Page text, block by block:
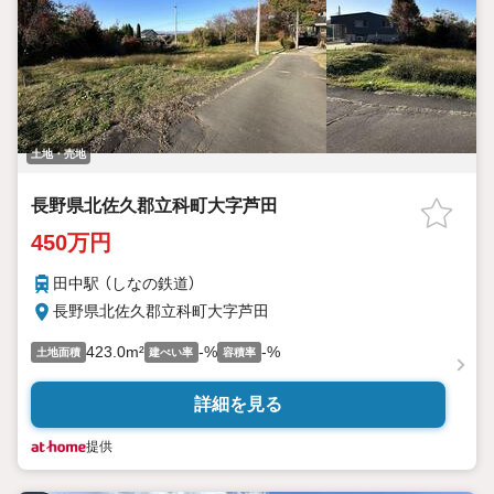
土地・売地
長野県北佐久郡立科町大字芦田
450万円
田中駅 （しなの鉄道）
長野県北佐久郡立科町大字芦田
土地面積 423.0m² 建ぺい率 -% 容積率 -%
詳細を見る
提供